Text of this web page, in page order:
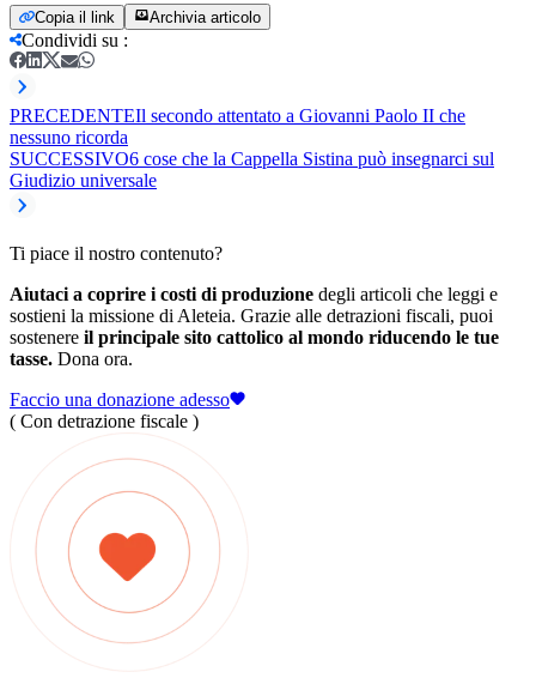
Copia il link Archivia articolo
Condividi su :
PRECEDENTEIl secondo attentato a Giovanni Paolo II che
nessuno ricorda
SUCCESSIVO6 cose che la Cappella Sistina può insegnarci sul
Giudizio universale
Ti piace il nostro contenuto?
Aiutaci a coprire i costi di produzione degli articoli che leggi e
sostieni la missione di Aleteia. Grazie alle detrazioni fiscali, puoi
sostenere il principale sito cattolico al mondo riducendo le tue
tasse. Dona ora.
Faccio una donazione adesso
( Con detrazione fiscale )